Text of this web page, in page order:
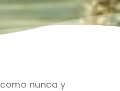
como nunca y